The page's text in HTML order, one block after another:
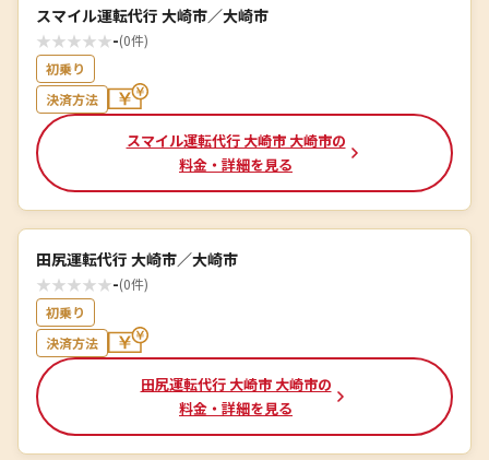
スマイル運転代行 大崎市／大崎市
★★★★★-(0件)
初乗り
決済方法
スマイル運転代行 大崎市 大崎市の
料金・詳細を見る
田尻運転代行 大崎市／大崎市
★★★★★-(0件)
初乗り
決済方法
田尻運転代行 大崎市 大崎市の
料金・詳細を見る